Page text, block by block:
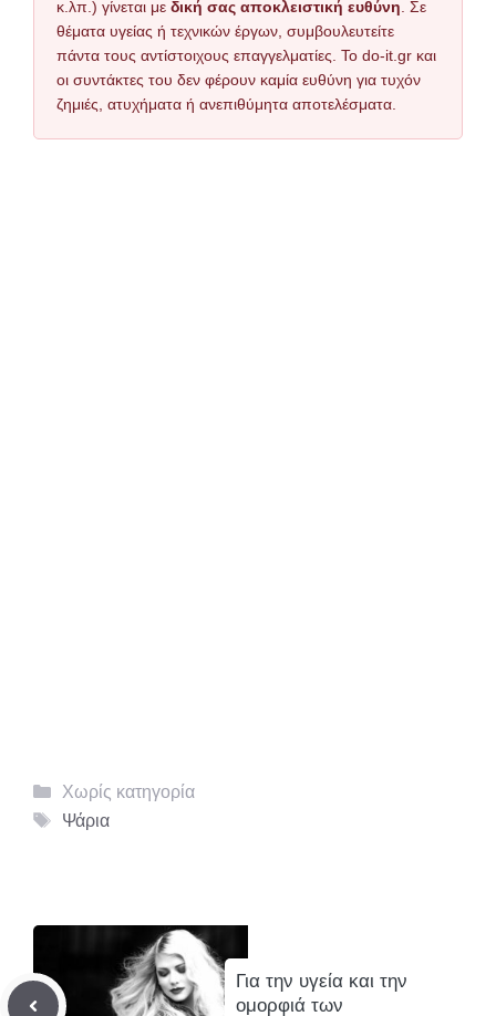
κ.λπ.) γίνεται με δική σας αποκλειστική ευθύνη . Σε
θέματα υγείας ή τεχνικών έργων, συμβουλευτείτε
πάντα τους αντίστοιχους επαγγελματίες. Το do-it.gr και
οι συντάκτες του δεν φέρουν καμία ευθύνη για τυχόν
ζημιές, ατυχήματα ή ανεπιθύμητα αποτελέσματα.
Κατηγορίες
Χωρίς κατηγορία
Ετικέτες
Ψάρια
Για την υγεία και την
ομορφιά των